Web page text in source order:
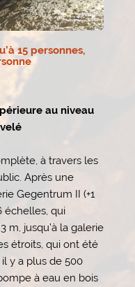
15 personnes,
au niveau
à travers les
Après une
Gegentrum II (+1
échelles, qui
m, jusqu’à la galerie
étroits, qui ont été
y a plus de 500
à eau en bois